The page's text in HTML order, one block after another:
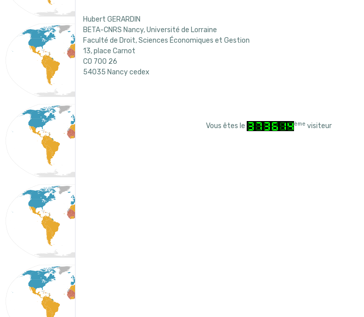
Hubert GERARDIN
BETA-CNRS Nancy, Université de Lorraine
Faculté de Droit, Sciences Économiques et Gestion
13, place Carnot
CO 700 26
54035 Nancy cedex
Vous êtes le ème visiteur